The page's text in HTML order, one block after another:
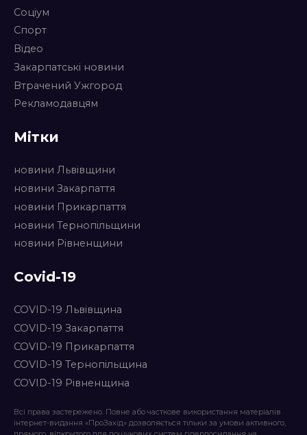
Соціум
Спорт
Відео
Закарпатські новини
Втрачений Ужгород
Рекламодавцям
Мітки
новини Львівщини
новини Закарпаття
новини Прикарпаття
новини Тернопільщини
новини Рівненщини
Covid-19
COVID-19 Львівщина
COVID-19 Закарпаття
COVID-19 Прикарпаття
COVID-19 Тернопільщина
COVID-19 Рівненщина
Всі права застережено. Повне або часткове використання матеріалів
інтернет-видання «ПроЗахід» дозволяється тільки за умови активного,